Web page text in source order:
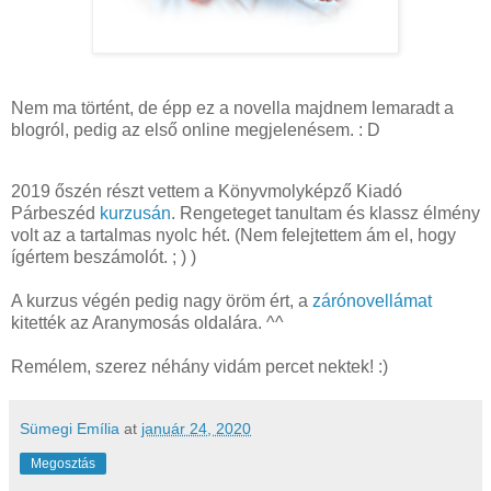
Nem ma történt, de épp ez a novella majdnem lemaradt a
blogról, pedig az első online megjelenésem. : D
2019 őszén részt vettem a Könyvmolyképző Kiadó
Párbeszéd kurzusán. Rengeteget tanultam és klassz élmény
volt az a tartalmas nyolc hét. (Nem felejtettem ám el, hogy
ígértem beszámolót. ; ) )
A kurzus végén pedig nagy öröm ért, a zárónovellámat
kitették az Aranymosás oldalára. ^^
Remélem, szerez néhány vidám percet nektek! :)
Sümegi Emília at január 24, 2020
Megosztás